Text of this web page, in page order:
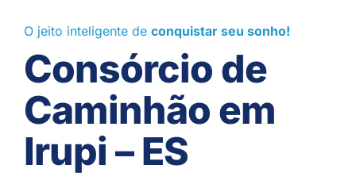
O jeito inteligente de conquistar seu sonho!
Consórcio de
Caminhão em
Irupi – ES